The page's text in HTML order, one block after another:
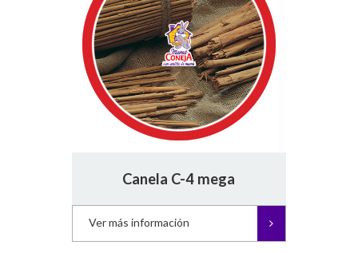
Canela C-4 mega
Ver más información